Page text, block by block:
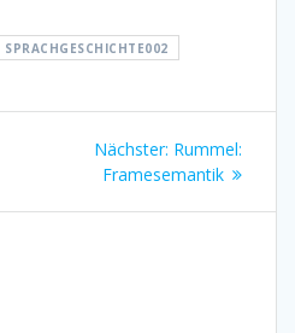
SPRACHGESCHICHTE002
Nächster: Nächster
Beitrag:
Rummel:
Framesemantik